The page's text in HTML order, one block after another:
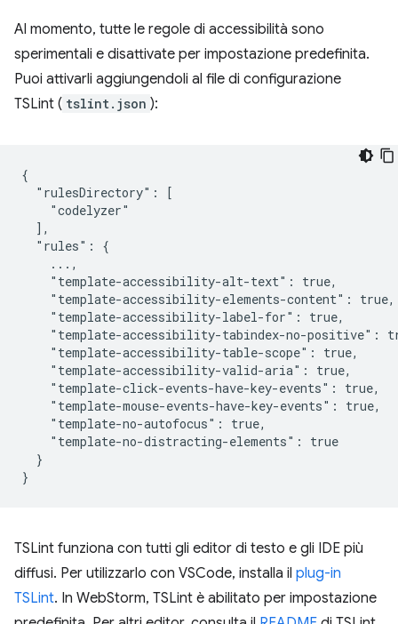
Al momento, tutte le regole di accessibilità sono
sperimentali e disattivate per impostazione predefinita.
Puoi attivarli aggiungendoli al file di configurazione
TSLint ( tslint.json ):
{
  "rulesDirectory": [
    "codelyzer"
  ],
  "rules": {
    ...,
    "template-accessibility-alt-text": true,
    "template-accessibility-elements-content": true,
    "template-accessibility-label-for": true,
"template-accessibility-tabindex-no-positive":
    "template-accessibility-table-scope": true,
    "template-accessibility-valid-aria": true,
    "template-click-events-have-key-events": true,
    "template-mouse-events-have-key-events": true,
    "template-no-autofocus": true,
    "template-no-distracting-elements": true
  }
TSLint funziona con tutti gli editor di testo e gli IDE più
diffusi. Per utilizzarlo con VSCode, installa il plug-in
TSLint. In WebStorm, TSLint è abilitato per impostazione